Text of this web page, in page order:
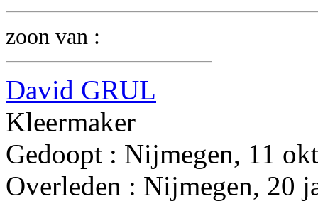
zoon van :
David GRUL
Kleermaker
Gedoopt : Nijmegen, 11
Overleden : Nijmegen, 20